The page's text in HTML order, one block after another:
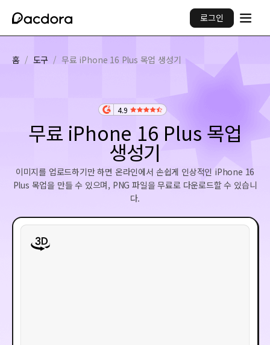
로그인
홈 / 도구 / 무료 iPhone 16 Plus 목업 생성기
4.9
무료 iPhone 16 Plus 목업
생성기
이미지를 업로드하기만 하면 온라인에서 손쉽게 인상적인 iPhone 16
Plus 목업을 만들 수 있으며, PNG 파일을 무료로 다운로드할 수 있습니
다.